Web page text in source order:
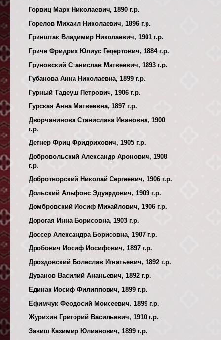
Горвиц Марк Николаевич, 1890 г.р.
Горелов Михаил Николаевич, 1896 г.р.
Гринштак Владимир Николаевич, 1901 г.р.
Гриче Фридрих Юлиус Гедертович, 1884 г.р.
Груновский Станислав Матвеевич, 1893 г.р.
Губанова Анна Николаевна, 1899 г.р.
Гурный Тадеуш Петрович, 1906 г.р.
Гурская Анна Матвеевна, 1897 г.р.
Дворчанинова Станислава Ивановна, 1900
г.р.
Детнер Фриц Фридрихович, 1905 г.р.
Добровольский Александр Аронович, 1908
г.р.
Добротворский Николай Сергеевич, 1906 г.р.
Дольский Альфонс Эдуардович, 1909 г.р.
Домбровский Иосиф Михайлович, 1906 г.р.
Дорогая Инна Борисовна, 1903 г.р.
Доссер Александра Борисовна, 1907 г.р.
Дробович Иосиф Иосифович, 1897 г.р.
Дроздовский Болеслав Игнатьевич, 1892 г.р.
Дуванов Василий Ананьевич, 1892 г.р.
Единак Иосиф Филиппович, 1899 г.р.
Ефимчук Феодосий Моисеевич, 1899 г.р.
Журихин Григорий Васильевич, 1910 г.р.
Завиш Казимир Юлианович, 1899 г.р.